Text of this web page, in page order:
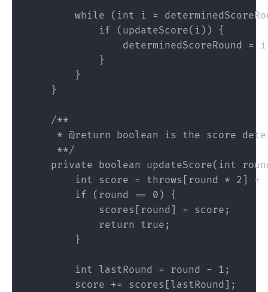
while (int i =
            if (updateScore(i)) {
determinedScoreRound =
            }
        }
    }
    /**
* @return boolean is the score
     **/
private boolean updateScore(int
int score = throws[round * 2] +
        if (round == 0) {
            scores[round] = score;
            return true;
        }
        int lastRound = round - 1;
        score += scores[lastRound];